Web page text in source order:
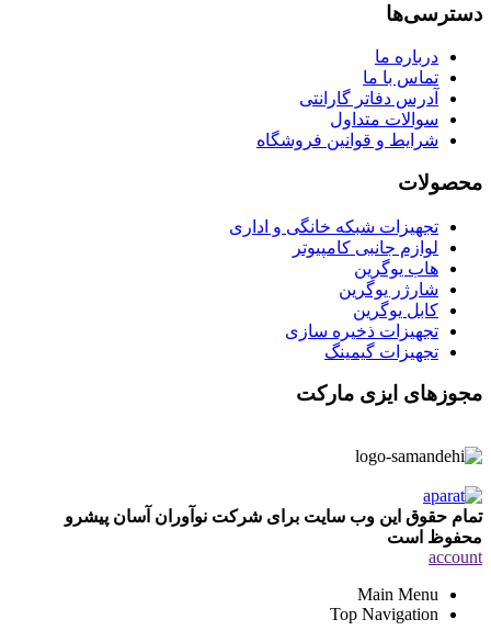
دسترسی‌ها
درباره ما
تماس با ما
آدرس دفاتر گارانتی
سوالات متداول
شرایط و قوانین فروشگاه
محصولات
تجهیزات شبکه خانگی و اداری
لوازم جانبی کامپیوتر
هاب یوگرین
شارژر یوگرین
کابل یوگرین
تجهیزات ذخیره سازی
تجهیزات گیمینگ
مجوزهای ایزی مارکت
تمام حقوق این وب سایت برای شرکت نوآوران آسان پیشرو
محفوظ است
account
Main Menu
Top Navigation